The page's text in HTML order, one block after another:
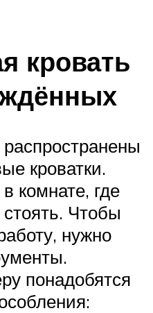
кровать
кроватки.
комнате, где
Чтобы
нужно
понадобятся